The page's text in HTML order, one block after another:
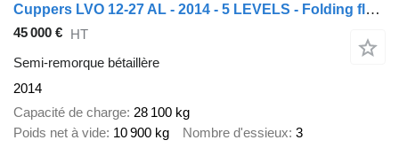
Cuppers LVO 12-27 AL - 2014 - 5 LEVELS - Folding floors
45 000 € HT
Semi-remorque bétaillère
2014
Capacité de charge 28 100 kg
Poids net à vide 10 900 kg Nombre d'essieux 3